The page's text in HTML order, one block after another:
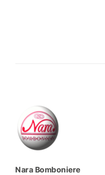
Nara Bomboniere